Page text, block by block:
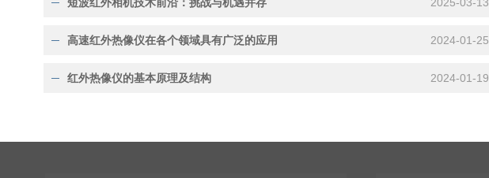
高速红外热像仪在各个领域具有广泛的应用 2024-01-25
红外热像仪的基本原理及结构 2024-01-19